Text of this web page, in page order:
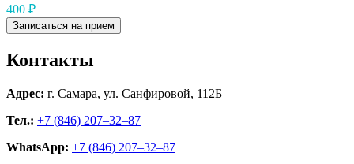
400 ₽
Записаться на прием
Контакты
Адрес: г. Самара, ул. Санфировой, 112Б
Тел.: +7 (846) 207‒32‒87
WhatsApp: +7 (846) 207‒32‒87